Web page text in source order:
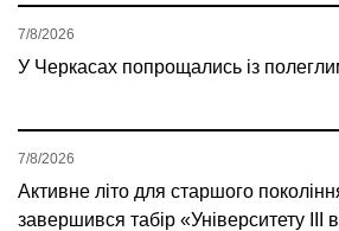
У Черкасах попрощались із
7/8/2026
Активне літо для старшого
завершився табір «Університету ІІІ
7/8/2026